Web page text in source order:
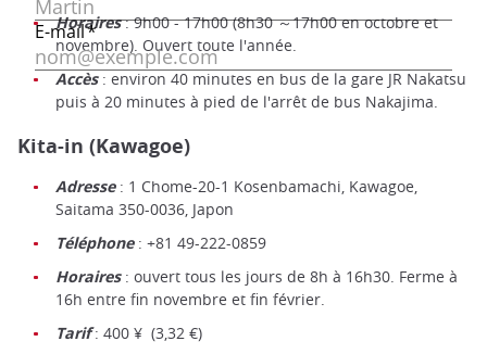
Horaires: 9h00 - 17h00 (8h30 ～17h00 en octobre et
novembre). Ouvert toute l'année.
Accès: environ 40 minutes en bus de la gare JR Nakatsu
puis à 20 minutes à pied de l'arrêt de bus Nakajima.
Kita-in (Kawagoe)
Adresse: 1 Chome-20-1 Kosenbamachi, Kawagoe,
Saitama 350-0036, Japon
Téléphone: +81 49-222-0859
Horaires: ouvert tous les jours de 8h à 16h30. Ferme à
16h entre fin novembre et fin février.
Tarif: 400 ¥ (3,32 €)